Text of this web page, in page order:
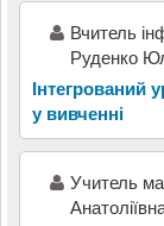
Вчитель
Руденко
Інтегрований
у вивченні
Учитель